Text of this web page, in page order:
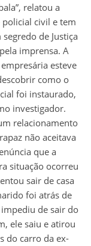
relatou a
civil e tem
de Justiça
imprensa. A
esteve
como o
foi instaurado,
investigador.
relacionamento
não aceitava
que a
situação ocorreu
sair de casa
foi atrás de
de sair do
ele saiu e atirou
do carro da ex-